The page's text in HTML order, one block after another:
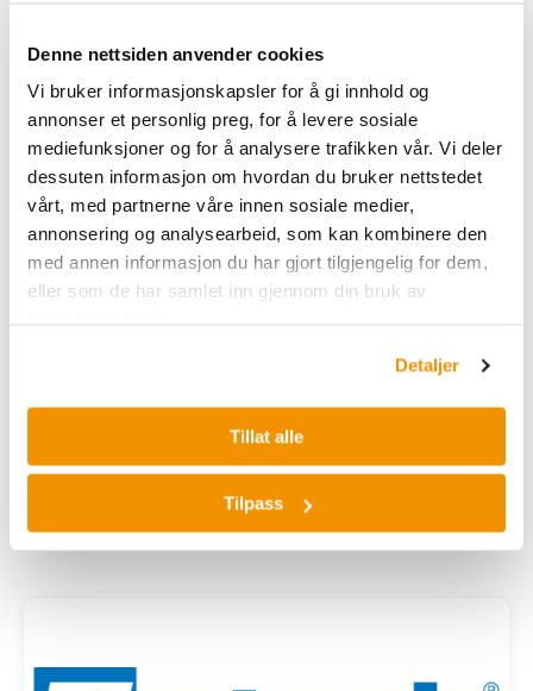
Denne nettsiden anvender cookies
Vi bruker informasjonskapsler for å gi innhold og
annonser et personlig preg, for å levere sosiale
mediefunksjoner og for å analysere trafikken vår. Vi deler
dessuten informasjon om hvordan du bruker nettstedet
vårt, med partnerne våre innen sosiale medier,
annonsering og analysearbeid, som kan kombinere den
med annen informasjon du har gjort tilgjengelig for dem,
eller som de har samlet inn gjennom din bruk av
Detaljer
Tillat alle
Tilpass
Her finner du et utvalg av
partikkelstørrelse- og
formanalysatorer fra Microtrac
Microtrac er en global aktør innen
partikkelkarakterisering, kjent for sine
avanserte løsninger innen måling av
på teknologier som dynamisk lysspredning,
bildeanalyse og laserbasert partikkelmåling